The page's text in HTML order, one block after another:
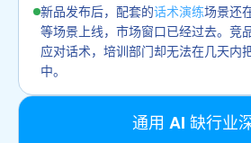
新品发布后，配套的话术演练场景还
等场景上线，市场窗口已经过去。竞
应对话术，培训部门却无法在几天内
中。
通用 AI 缺行业